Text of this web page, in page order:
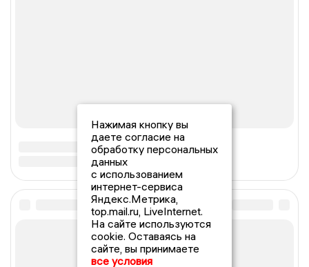
Нажимая кнопку вы
даете согласие на
обработку персональных
данных
с использованием
интернет-сервиса
Яндекс.Метрика,
top.mail.ru, LiveInternet.
На сайте используются
cookie. Оставаясь на
сайте, вы принимаете
все условия